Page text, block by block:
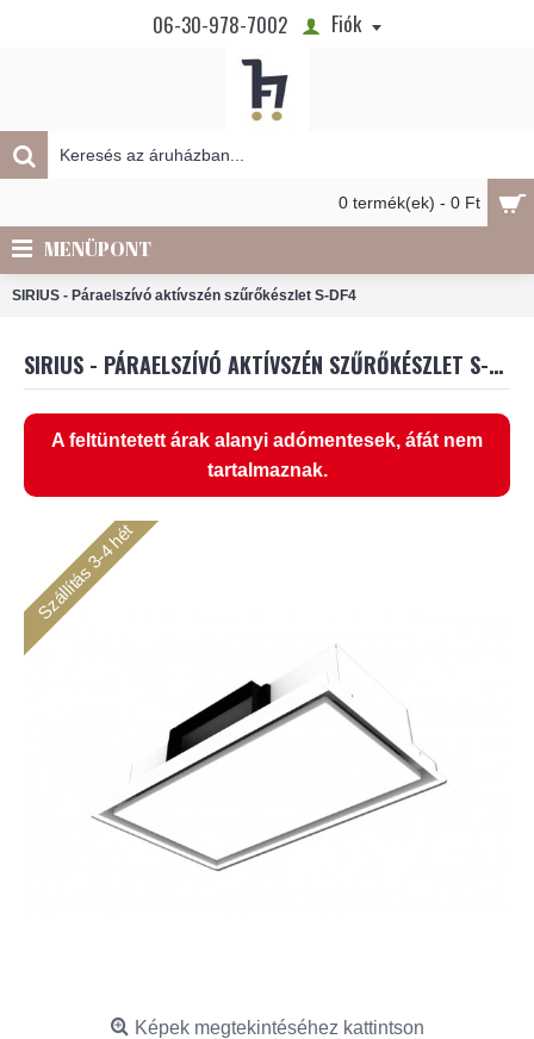
06-30-978-7002 Fiók
0 termék(ek) - 0 Ft
MENÜPONT
SIRIUS - Páraelszívó aktívszén szűrőkészlet S-DF4
SIRIUS - PÁRAELSZÍVÓ AKTÍVSZÉN SZŰRŐKÉSZLET S-DF4
A feltüntetett árak alanyi adómentesek, áfát nem
tartalmaznak.
Szállítás 3-4 hét
Képek megtekintéséhez kattintson